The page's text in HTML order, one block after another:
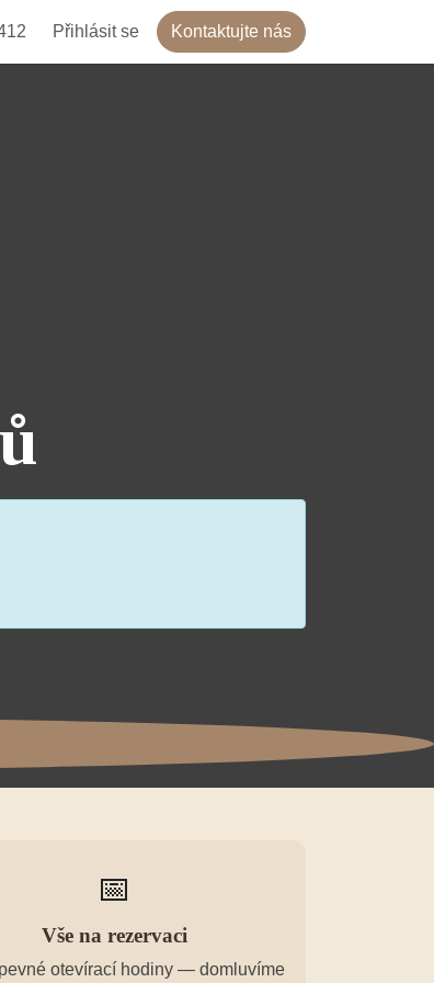
Přihlásit se Kontaktujte nás
📅
Vše na rezervaci
otevírací hodiny — domluvíme